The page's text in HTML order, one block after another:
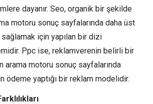
dayanır. Seo, organik bir şekilde
motoru sonuç sayfalarında daha üst
sağlamak için yapılan bir dizi
Ppc ise, reklamverenin belirli bir
arama motoru sonuç sayfalarında
ödeme yaptığı bir reklam modelidir.